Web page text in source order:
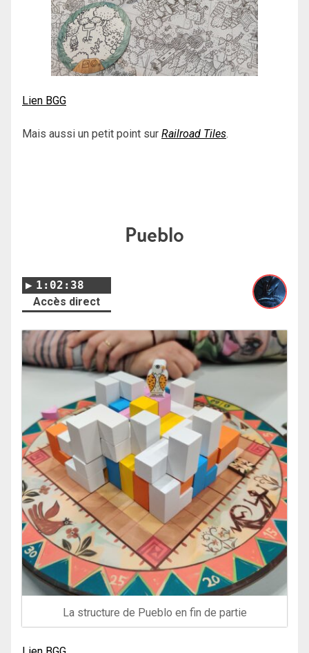
Lien BGG
Mais aussi un petit point sur Railroad Tiles.
Pueblo
1:02:38
Accès direct
La structure de Pueblo en fin de partie